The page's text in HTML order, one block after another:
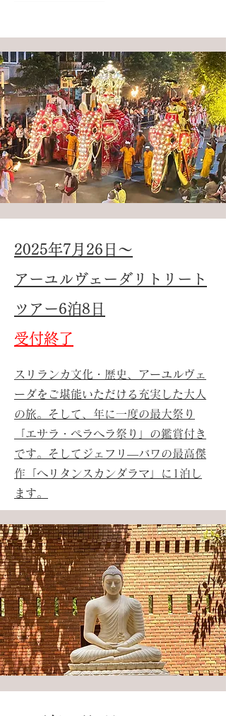
2025年7月26日～
アーユルヴェーダリトリート
ツアー6泊8日
受付終了
スリランカ文化・歴史、アーユルヴェ
ーダをご堪能いただける充実した大人
の旅。そして、年に一度の最大祭り
「エサラ・ペラヘラ祭り」の鑑賞付き
です。そしてジェフリ―バワの最高傑
作「ヘリタンスカンダラマ」に1泊し
ます。